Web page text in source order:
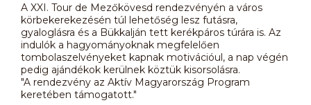
A XXI. Tour de Mezőkövesd rendezvényén a város
körbekerekezésén túl lehetőség lesz futásra,
gyaloglásra és a Bükkalján tett kerékpáros túrára is. Az
indulók a hagyományoknak megfelelően
tombolaszelvényeket kapnak motivációul, a nap végén
pedig ajándékok kerülnek köztük kisorsolásra.
"A rendezvény az Aktív Magyarország Program
keretében támogatott."